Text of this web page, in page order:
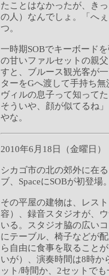
たことはなかったが、き
の人）なんでしょ。「へ
つ。
一時期SOBでキーボード
の甘いファルセットの親
すと、ブルース観光客が
ターをGへ渡して手持ち
ヴィルの息子って知って
そういや、顔が似てるね
やな。
2010年6月18日（金曜日）
シカゴ市の北の郊外に在
ブ、SpaceにSOBが初登場
その平屋の建物は、レス
容）、録音スタジオが、
いる。スタジオ脇の広い
にテーブル、椅子などが
ら自由に食事を取ること
いが）、演奏時間は8時か
ット/時間か、2セットで